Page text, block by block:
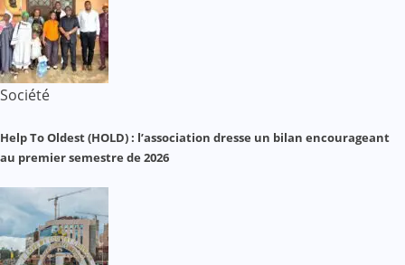
Société
Help To Oldest (HOLD) : l’association dresse un bilan encourageant
au premier semestre de 2026